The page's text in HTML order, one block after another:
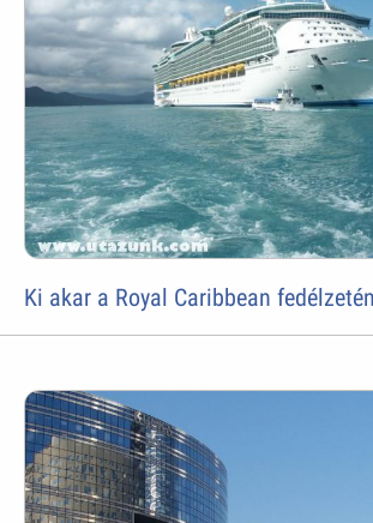
Ki akar a Royal Caribbean